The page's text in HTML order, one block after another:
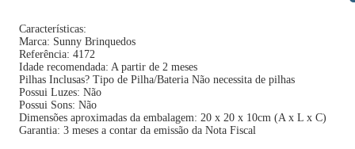
Características:
Marca: Sunny Brinquedos
Referência: 4172
Idade recomendada: A partir de 2 meses
Pilhas Inclusas? Tipo de Pilha/Bateria Não necessita de pilhas
Possui Luzes: Não
Possui Sons: Não
Dimensões aproximadas da embalagem: 20 x 20 x 10cm (A x L x C)
Garantia: 3 meses a contar da emissão da Nota Fiscal